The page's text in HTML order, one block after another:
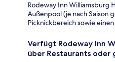
Rodeway Inn Williamsburg
Außenpool (je nach Saison
Picknickbereich sowie
Verfügt Rodeway Inn
über Restaurants oder